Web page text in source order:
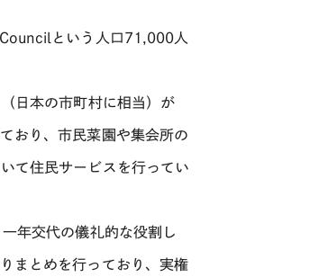
という人口71,000人
日本の市町村に相当）が
おり、市民菜園や集会所の
て住民サービスを行ってい
年交代の儀礼的な役割し
まとめを行っており、実権